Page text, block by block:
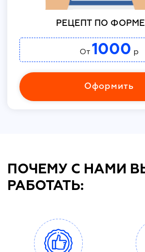
РЕЦЕПТ ПО ФОРМЕ
От 1000 р
Оформить
ПОЧЕМУ С НАМИ
РАБОТАТЬ: